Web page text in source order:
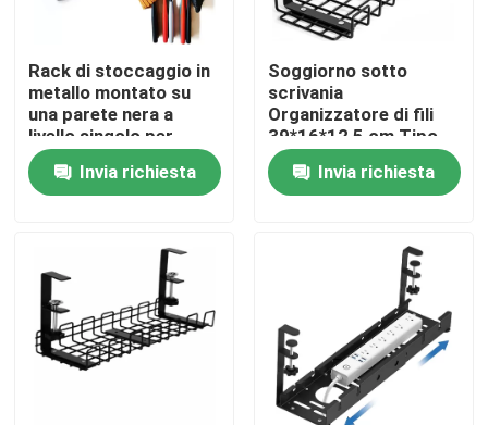
Video
Chi siamo
Controllo di qualità
Rack di stoccaggio in
metallo montato su
una parete nera a
livello singolo per
l'organizzazione di
locali di
intrattenimento
Invia richiesta
Soggiorno sotto
scrivania
Organizzatore di fili
39*16*12,5 cm Tipo
gancio Mensola
flessibileInvia richiesta